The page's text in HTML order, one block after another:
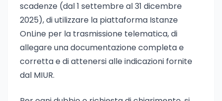
scadenze (dal 1 settembre al 31 dicembre
2025), di utilizzare la piattaforma Istanze
OnLine per la trasmissione telematica, di
allegare una documentazione completa e
corretta e di attenersi alle indicazioni fornite
dal MIUR.